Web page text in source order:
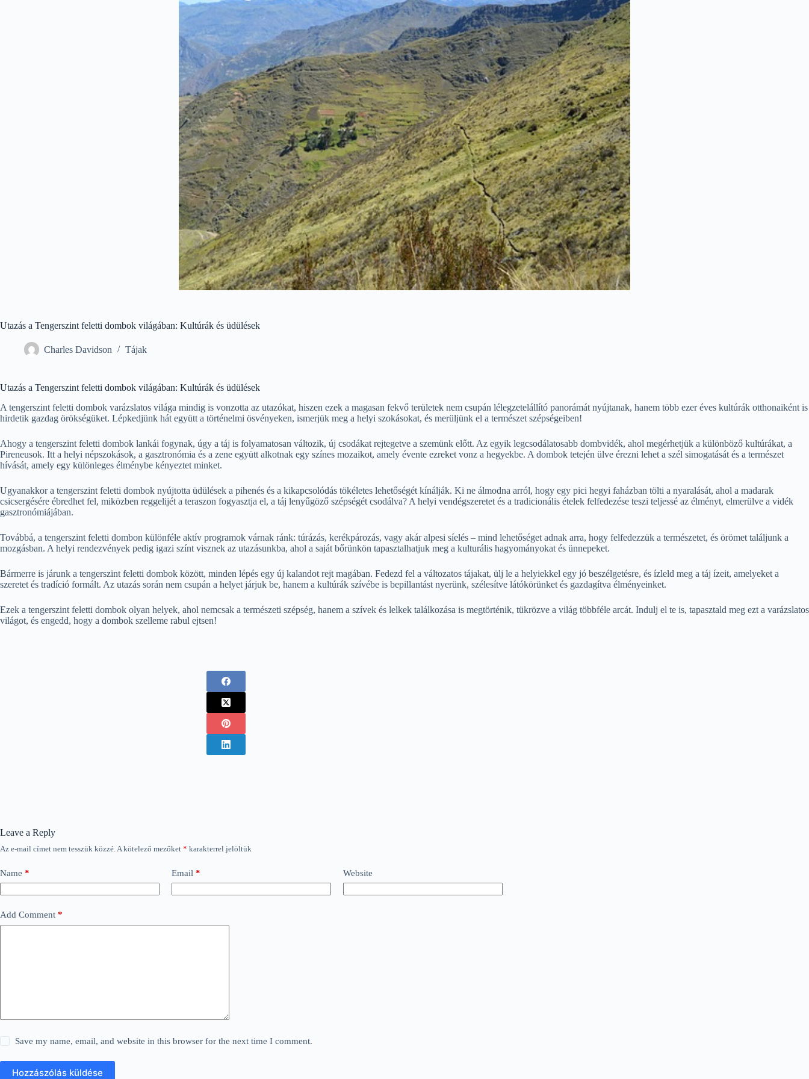
Utazás a Tengerszint feletti dombok világában: Kultúrák és üdülések
Charles Davidson Tájak
Utazás a Tengerszint feletti dombok világában: Kultúrák és üdülések
A tengerszint feletti dombok varázslatos világa mindig is vonzotta az utazókat, hiszen ezek a magasan fekvő területek nem csupán lélegzetelállító panorámát nyújtanak, hanem több ezer éves kultúrák otthonaiként is
hirdetik gazdag örökségüket. Lépkedjünk hát együtt a történelmi ösvényeken, ismerjük meg a helyi szokásokat, és merüljünk el a természet szépségeiben!
Ahogy a tengerszint feletti dombok lankái fogynak, úgy a táj is folyamatosan változik, új csodákat rejtegetve a szemünk előtt. Az egyik legcsodálatosabb dombvidék, ahol megérhetjük a különböző kultúrákat, a
Pireneusok. Itt a helyi népszokások, a gasztronómia és a zene együtt alkotnak egy színes mozaikot, amely évente ezreket vonz a hegyekbe. A dombok tetején ülve érezni lehet a szél simogatását és a természet
hívását, amely egy különleges élménybe kényeztet minket.
Ugyanakkor a tengerszint feletti dombok nyújtotta üdülések a pihenés és a kikapcsolódás tökéletes lehetőségét kínálják. Ki ne álmodna arról, hogy egy pici hegyi faházban tölti a nyaralását, ahol a madarak
csicsergésére ébredhet fel, miközben reggelijét a teraszon fogyasztja el, a táj lenyűgöző szépségét csodálva? A helyi vendégszeretet és a tradicionális ételek felfedezése teszi teljessé az élményt, elmerülve a vidék
gasztronómiájában.
Továbbá, a tengerszint feletti dombon különféle aktív programok várnak ránk: túrázás, kerékpározás, vagy akár alpesi síelés – mind lehetőséget adnak arra, hogy felfedezzük a természetet, és örömet találjunk a
mozgásban. A helyi rendezvények pedig igazi színt visznek az utazásunkba, ahol a saját bőrünkön tapasztalhatjuk meg a kulturális hagyományokat és ünnepeket.
Bármerre is járunk a tengerszint feletti dombok között, minden lépés egy új kalandot rejt magában. Fedezd fel a változatos tájakat, ülj le a helyiekkel egy jó beszélgetésre, és ízleld meg a táj ízeit, amelyeket a
szeretet és tradíció formált. Az utazás során nem csupán a helyet járjuk be, hanem a kultúrák szívébe is bepillantást nyerünk, szélesítve látókörünket és gazdagítva élményeinket.
Ezek a tengerszint feletti dombok olyan helyek, ahol nemcsak a természeti szépség, hanem a szívek és lelkek találkozása is megtörténik, tükrözve a világ többféle arcát. Indulj el te is, tapasztald meg ezt a varázslatos
világot, és engedd, hogy a dombok szelleme rabul ejtsen!
Leave a Reply
Az e-mail címet nem tesszük közzé. A kötelező mezőket * karakterrel jelöltük
Name * Email * Website
Add Comment *
Save my name, email, and website in this browser for the next time I comment.
Hozzászólás küldése